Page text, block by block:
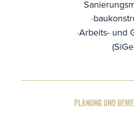
Arbeits- und
PLANUNG UND